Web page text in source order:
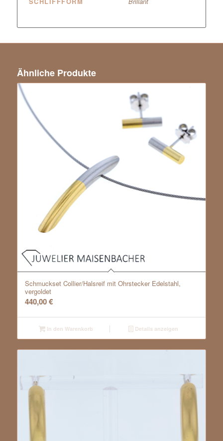
Ähnliche Produkte
Schmuckset Collier/Halsreif mit Ohrstecker Edelstahl,
vergoldet
440,00€
In den Warenkorb Details anzeigen